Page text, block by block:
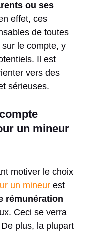
ou ses
effet, ces
de toutes
sur le compte, y
Il est
vers des
sérieuses.
un mineur
motiver le choix
un mineur est
rémunération
Ceci se verra
plus, la plupart